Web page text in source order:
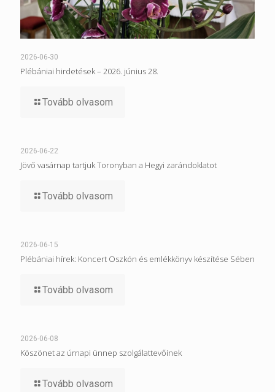
2026-06-30
Plébániai hirdetések – 2026. június 28.
Tovább olvasom
2026-06-22
Jövő vasárnap tartjuk Toronyban a Hegyi zarándoklatot
Tovább olvasom
2026-06-15
Plébániai hírek: Koncert Oszkón és emlékkönyv készítése Sében
Tovább olvasom
2026-06-08
Köszönet az úrnapi ünnep szolgálattevőinek
Tovább olvasom